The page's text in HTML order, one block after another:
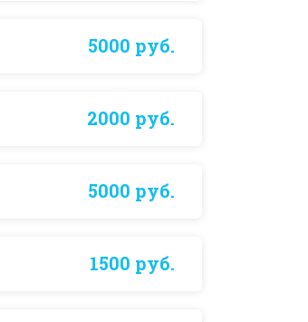
5000 руб.
2000 руб.
5000 руб.
1500 руб.